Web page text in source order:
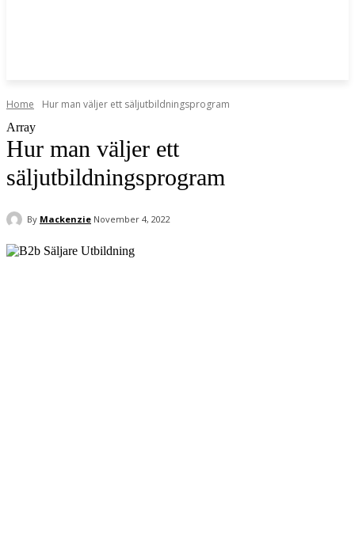
Home
Hur man väljer ett säljutbildningsprogram
Array
Hur man väljer ett
säljutbildningsprogram
By Mackenzie November 4, 2022